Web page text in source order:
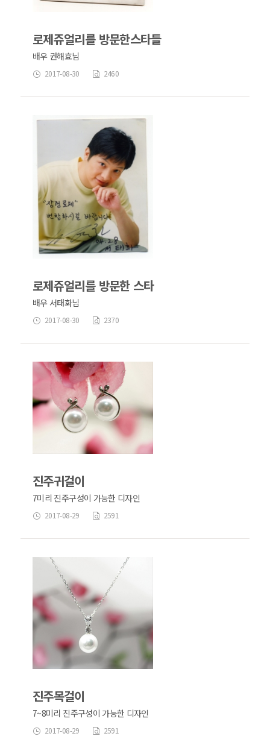
로제쥬얼리를 방문한스타들
배우 권해효님
2017-08-30 2460
로제쥬얼리를 방문한 스타
배우 서태화님
2017-08-30 2370
진주귀걸이
7미리 진주구성이 가능한 디자인
2017-08-29 2591
진주목걸이
7~8미리 진주구성이 가능한 디자인
2017-08-29 2591